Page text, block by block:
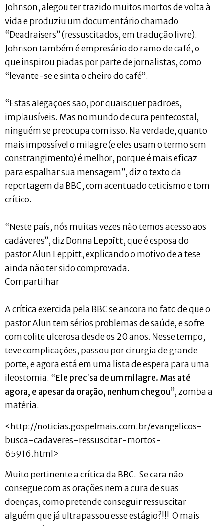
Johnson, alegou ter trazido muitos mortos de volta à
vida e produziu um documentário chamado
“Deadraisers” (ressuscitados, em tradução livre).
Johnson também é empresário do ramo de café, o
que inspirou piadas por parte de jornalistas, como
“levante-se e sinta o cheiro do café”.
“Estas alegações são, por quaisquer padrões,
implausíveis. Mas no mundo de cura pentecostal,
ninguém se preocupa com isso. Na verdade, quanto
mais impossível o milagre (e eles usam o termo sem
constrangimento) é melhor, porque é mais eficaz
para espalhar sua mensagem”, diz o texto da
reportagem da BBC, com acentuado ceticismo e tom
crítico.
“Neste país, nós muitas vezes não temos acesso aos
cadáveres”, diz Donna Leppitt, que é esposa do
pastor Alun Leppitt, explicando o motivo de a tese
ainda não ter sido comprovada.
Compartilhar
A crítica exercida pela BBC se ancora no fato de que o
pastor Alun tem sérios problemas de saúde, e sofre
com colite ulcerosa desde os 20 anos. Nesse tempo,
teve complicações, passou por cirurgia de grande
porte, e agora está em uma lista de espera para uma
ileostomia. “Ele precisa de um milagre. Mas até
agora, e apesar da oração, nenhum chegou”, zomba a
matéria.
<http://noticias.gospelmais.com.br/evangelicos-
busca-cadaveres-ressuscitar-mortos-
65916.html>
Muito pertinente a crítica da BBC. Se cara não
consegue com as orações nem a cura de suas
doenças, como pretende conseguir ressuscitar
alguém que já ultrapassou esse estágio?!!! O mais